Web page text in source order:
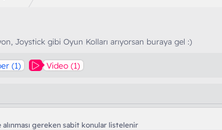
Joystick gibi Oyun Kolları arıyorsan buraya gel :)
(1) Video (1)
gereken sabit konular listelenir